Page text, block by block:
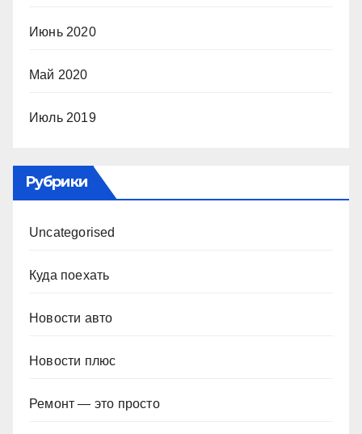
Июнь 2020
Май 2020
Июль 2019
Рубрики
Uncategorised
Куда поехать
Новости авто
Новости плюс
Ремонт — это просто